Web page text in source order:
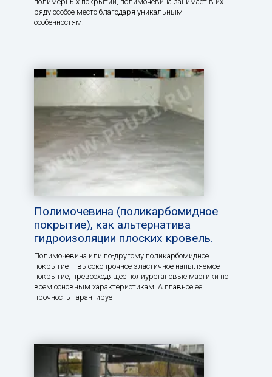
ряду особое место благодаря уникальным
особенностям.
Полимочевина (поликарбомидное
покрытие), как альтернатива
гидроизоляции плоских кровель.
Полимочевина или по-другому поликарбомидное
покрытие – высокопрочное эластичное напыляемое
покрытие, превосходящее полиуретановые мастики по
всем основным характеристикам. А главное ее
прочность гарантирует